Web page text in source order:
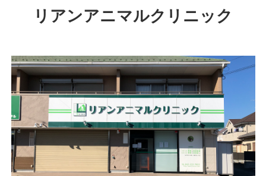
住まいを探す
山万ユーカリが丘線・こあらバス
お問い合わせ
リアンアニマルクリニック